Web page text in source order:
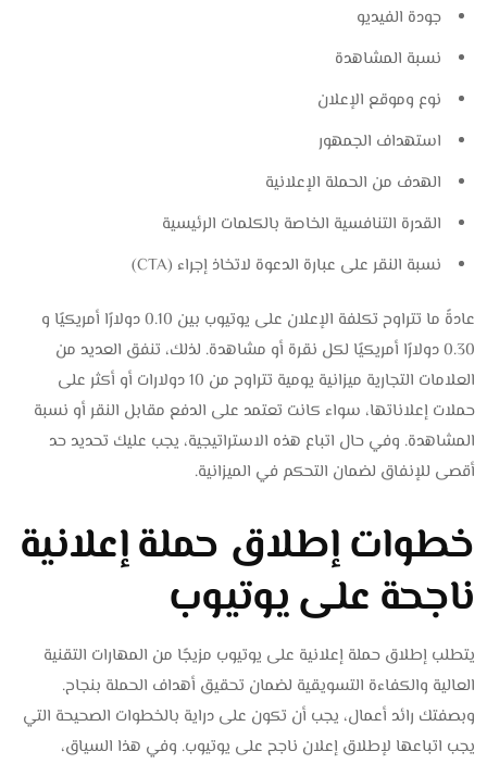
جودة الفيديو
نسبة المشاهدة
نوع وموقع الإعلان
استهداف الجمهور
الهدف من الحملة الإعلانية
القدرة التنافسية الخاصة بالكلمات الرئيسية
نسبة النقر على عبارة الدعوة لاتخاذ إجراء (CTA)
عادةً ما تتراوح تكلفة الإعلان على يوتيوب بين 0.10 دولارًا أمريكيًا و
0.30 دولارًا أمريكيًا لكل نقرة أو مشاهدة. لذلك، تنفق العديد من
العلامات التجارية ميزانية يومية تتراوح من 10 دولارات أو أكثر على
حملات إعلاناتها، سواء كانت تعتمد على الدفع مقابل النقر أو نسبة
المشاهدة. وفي حال اتباع هذه الاستراتيجية، يجب عليك تحديد حد
أقصى للإنفاق لضمان التحكم في الميزانية.
خطوات إطلاق حملة إعلانية
ناجحة على يوتيوب
يتطلب إطلاق حملة إعلانية على يوتيوب مزيجًا من المهارات التقنية
العالية والكفاءة التسويقية لضمان تحقيق أهداف الحملة بنجاح.
وبصفتك رائد أعمال، يجب أن تكون على دراية بالخطوات الصحيحة التي
يجب اتباعها لإطلاق إعلان ناجح على يوتيوب. وفي هذا السياق،